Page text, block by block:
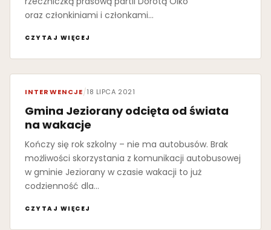
oraz członkiniami i członkami…
CZYTAJ WIĘCEJ
INTERWENCJE/18 LIPCA 2021
Gmina Jeziorany odcięta od świata
na wakacje
Kończy się rok szkolny – nie ma autobusów. Brak
możliwości skorzystania z komunikacji autobusowej
w gminie Jeziorany w czasie wakacji to już
codzienność dla…
CZYTAJ WIĘCEJ